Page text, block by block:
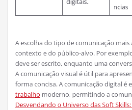
ncias
A escolha do tipo de comunicação
contexto e do público-alvo. Por
deve ser escrito, enquanto uma
A comunicação visual é útil para
forma concisa. A comunicação digital é
trabalho moderno, permitindo a
Desvendando o Universo das Soft